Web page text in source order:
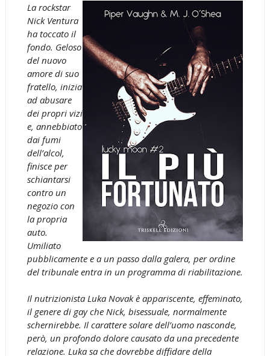
La rockstar
Nick Ventura
ha toccato il
fondo. Geloso
del nuovo
amore di suo
fratello, inizia
ad abusare
dei propri vizi
e, annebbiato
dai fumi
dell’alcol,
finisce per
schiantarsi
contro un
negozio con
la propria
auto.
Umiliato
pubblicamente e a un passo dalla galera, per ordine
del tribunale entra in un programma di riabilitazione.
Il nutrizionista Luka Novak è appariscente, effeminato,
il genere di gay che Nick, bisessuale, normalmente
schernirebbe. Il carattere solare dell’uomo nasconde,
però, un profondo dolore causato da una precedente
relazione. Luka sa che dovrebbe diffidare della